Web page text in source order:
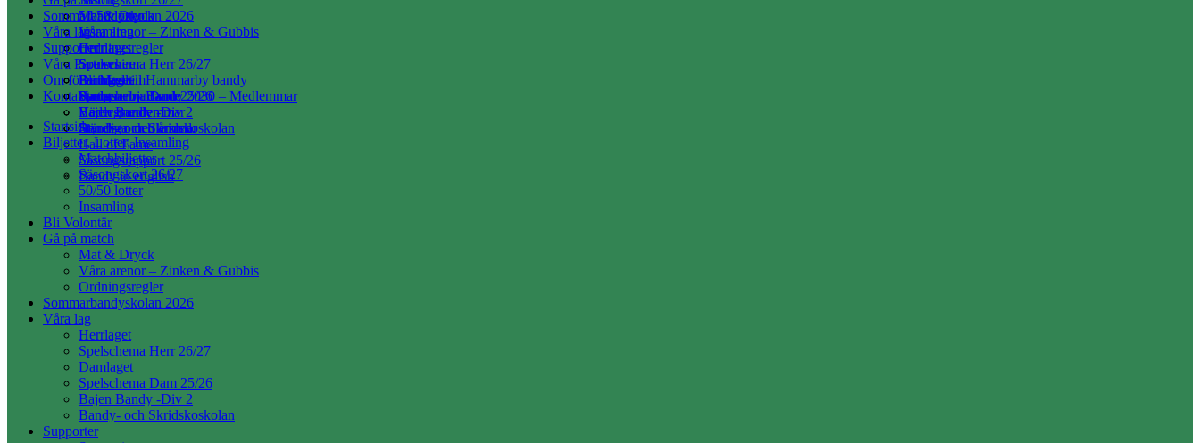
50/50 lotter
Insamling
Mat & Dryck
Våra arenor – Zinken & Gubbis
Ordningsregler
Sommarbandyskolan 2026
Våra lag
Herrlaget
Spelschema Herr 26/27
Damlaget
Spelschema Dam 25/26
Bajen Bandy -Div 2
Bandy- och Skridskoskolan
Supporter
Souvenirer
Bli Medlem
Hammarby Bandy 2030 – Medlemmar
Hedersmedlemmar
Ständiga medlemmar
Våra Partners
Partners till Hammarby bandy
Partnererbjudande
Om föreningen
Stadgar
Värdegrunden
Styrelsen och årsred.
Hall of Fame
Säsongsrapport 25/26
Bandy in english
Kontakta oss
Startsida
Biljetter, Lotter, Insamling
Matchbiljetter
Säsongskort 26/27
50/50 lotter
Insamling
Bli Volontär
Gå på match
Mat & Dryck
Våra arenor – Zinken & Gubbis
Ordningsregler
Sommarbandyskolan 2026
Våra lag
Herrlaget
Spelschema Herr 26/27
Damlaget
Spelschema Dam 25/26
Bajen Bandy -Div 2
Bandy- och Skridskoskolan
Supporter